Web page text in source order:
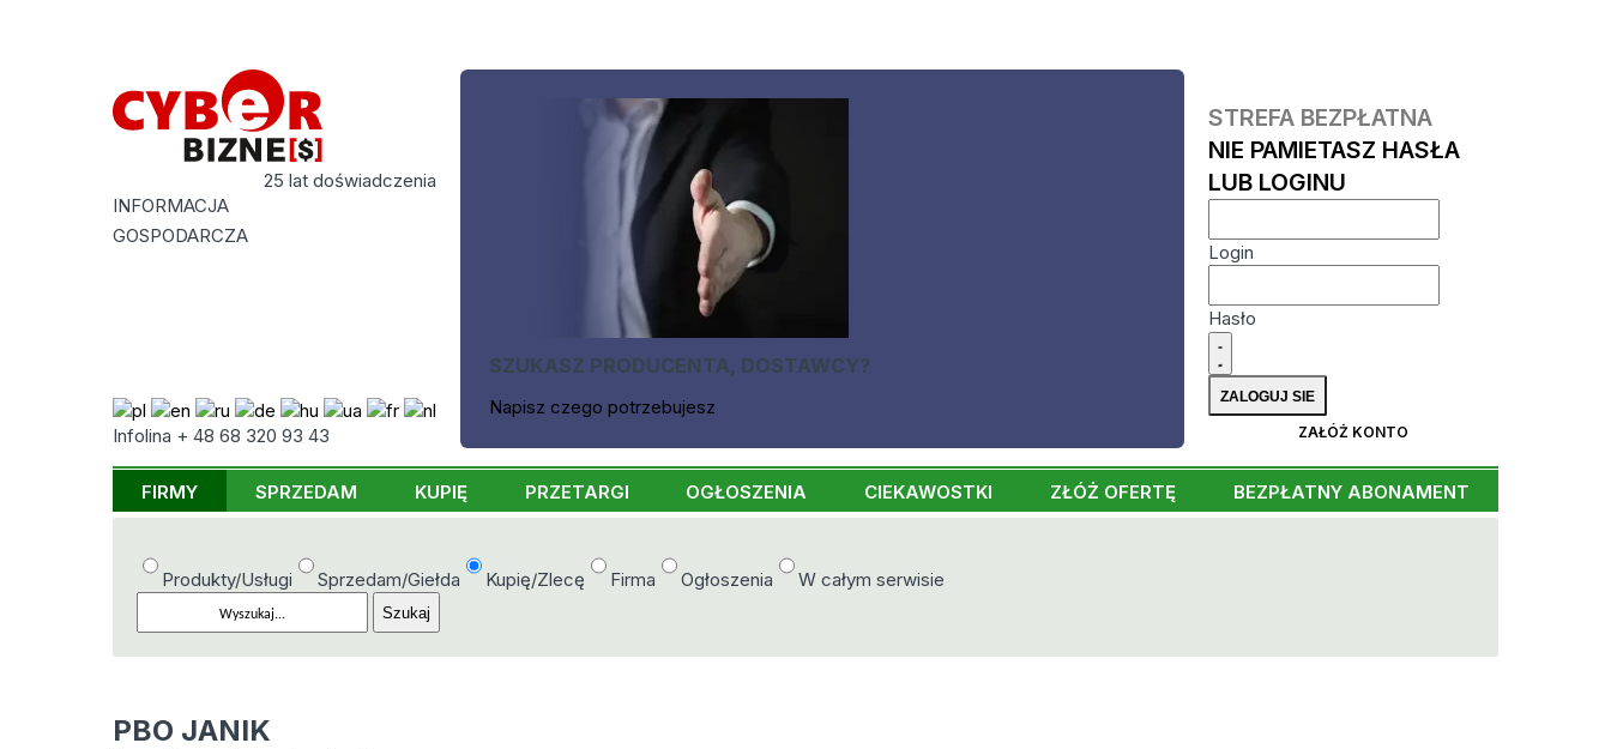
25 lat doświadczenia
INFORMACJA
GOSPODARCZA
Infolina + 48 68 320 93 43
SZUKASZ PRODUCENTA, DOSTAWCY?
Napisz czego potrzebujesz
STREFA BEZPŁATNA
NIE PAMIETASZ HASŁA
LUB LOGINU
Login
Hasło
ZAŁÓŻ KONTO
FIRMY SPRZEDAM KUPIĘ PRZETARGI OGŁOSZENIA CIEKAWOSTKI ZŁÓŻ OFERTĘ BEZPŁATNY ABONAMENT
Produkty/Usługi Sprzedam/Giełda Kupię/Zlecę Firma Ogłoszenia W całym serwisie
PBO JANIK